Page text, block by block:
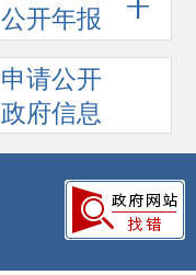
公开年报
申请公开
政府信息